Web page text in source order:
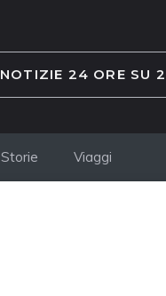
NOTIZIE 24 ORE SU
Storie Viaggi